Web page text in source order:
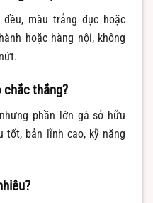
màu trắng đục hoặc
hoặc hàng nội, không
chắc thắng?
phần lớn gà sở hữu
tốt, bản lĩnh cao, kỹ năng